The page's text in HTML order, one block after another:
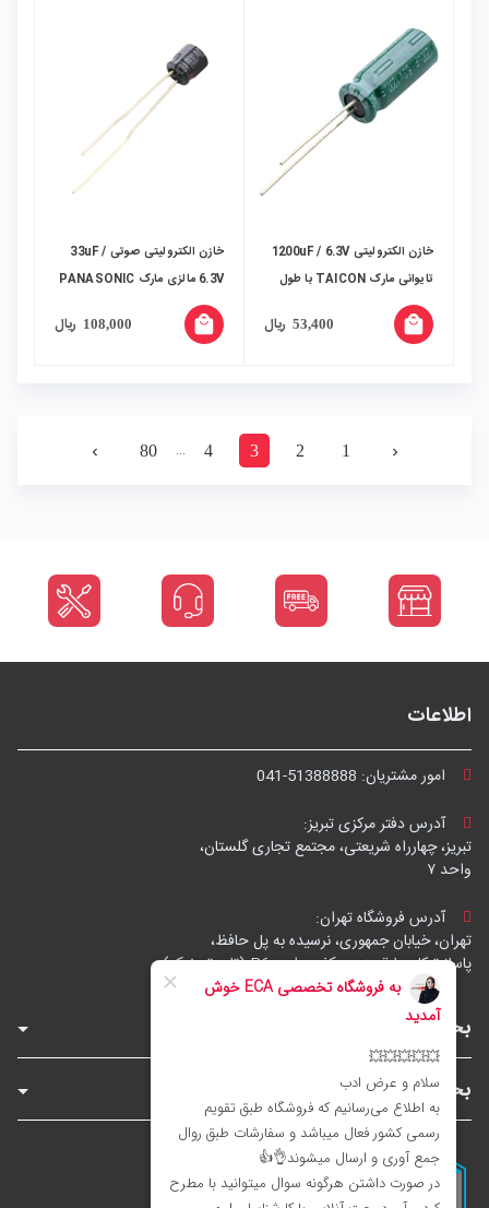
خازن الکترولیتی 1200uF / 6.3V
تایوانی مارک TAICON با طول
عمر بالا
53,400 ریال local_mall
خازن الکترولیتی صوتی 33uF /
6.3V مالزی مارک PANASONIC
108,000 ریال local_mall
navigate_before
1
2
3
4
…
80
navigate_next
اطلاعات
امور مشتریان: 041-51388888
آدرس دفتر مرکزی تبریز:
تبریز، چهارراه شریعتی، مجتمع تجاری گلستان،
واحد ۷
آدرس فروشگاه تهران:
تهران، خیابان جمهوری، نرسیده به پل حافظ،
پاساژ توکل، طبقه زیرهمکف، واحد B6 (تاپ ترونیک)
بخش‌های فروشگاه
بخش‌های سایت